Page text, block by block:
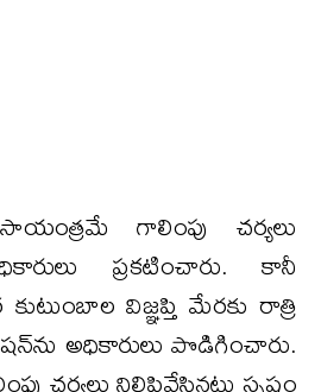
గాలింపు చర్యలు
ప్రకటించారు. కానీ
విజ్ఞప్తి మేరకు రాత్రి
అధికారులు పొడిగించారు.